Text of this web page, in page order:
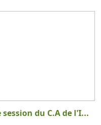
du C.A de l'I...